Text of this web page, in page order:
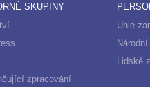
SKUPINY
zpracování
Unie
Lidské